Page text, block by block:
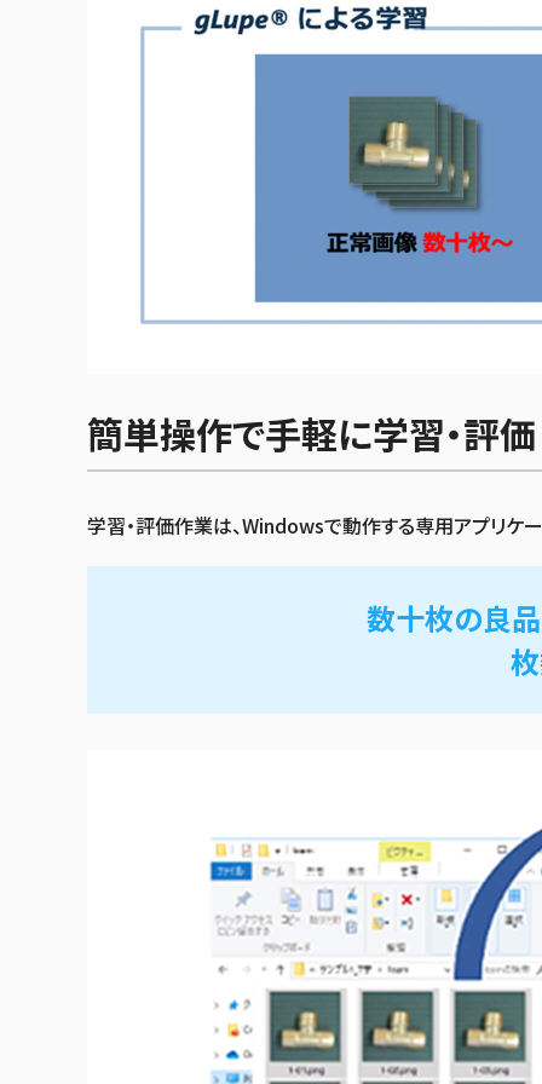
簡単操作で手軽に学習・評価
学習・評価作業は、Windowsで動作する専用アプリケ
数十枚の良品